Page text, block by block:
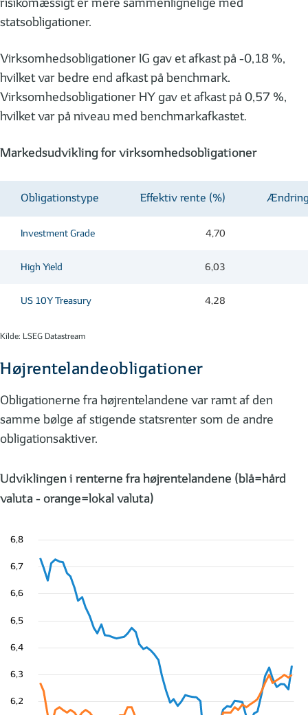
statsobligationer.
Virksomhedsobligationer IG gav et afkast på -0,18 %,
hvilket var bedre end afkast på benchmark.
Virksomhedsobligationer HY gav et afkast på 0,57 %,
hvilket var på niveau med benchmarkafkastet.
Markedsudvikling for virksomhedsobligationer
Obligationstype Effektiv rente (%)
Investment Grade 4,70
High Yield 6,03
US 10Y Treasury 4,28
Kilde: LSEG Datastream
Højrentelandeobligationer
Obligationerne fra højrentelandene var ramt af den
samme bølge af stigende statsrenter som de andre
obligationsaktiver.
Udviklingen i renterne fra højrentelandene (blå=hård
valuta - orange=lokal valuta)
6,2
6,3
6,4
6,5
6,6
6,7
6,8